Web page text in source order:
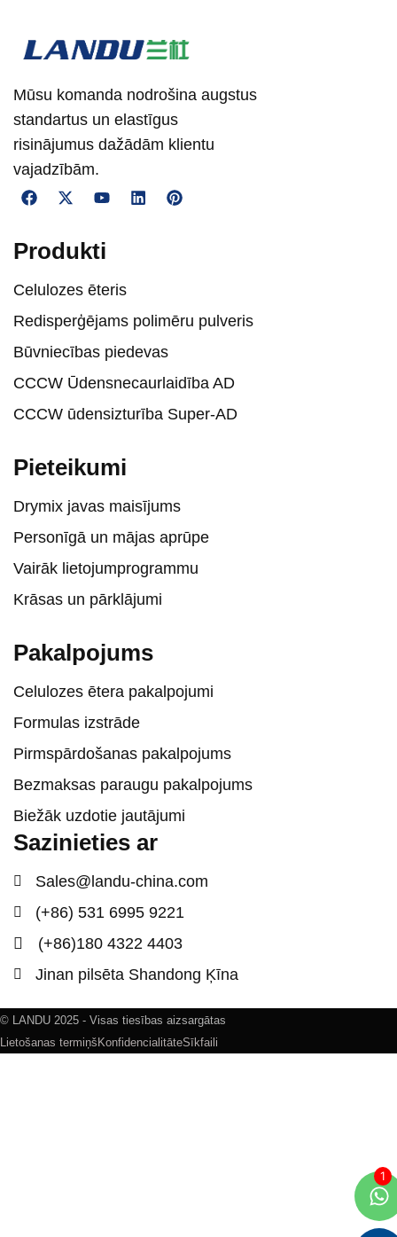
Mūsu komanda nodrošina augstus
standartus un elastīgus
risinājumus dažādām klientu
vajadzībām.
Produkti
Celulozes ēteris
Redisperģējams polimēru pulveris
Būvniecības piedevas
CCCW Ūdensnecaurlaidība AD
CCCW ūdensizturība Super-AD
Pieteikumi
Drymix javas maisījums
Personīgā un mājas aprūpe
Vairāk lietojumprogrammu
Krāsas un pārklājumi
Pakalpojums
Celulozes ētera pakalpojumi
Formulas izstrāde
Pirmspārdošanas pakalpojums
Bezmaksas paraugu pakalpojums
Biežāk uzdotie jautājumi
Sazinieties ar
Sales@landu-china.com
(+86) 531 6995 9221
(+86)180 4322 4403
Jinan pilsēta Shandong Ķīna
© LANDU 2025 - Visas tiesības aizsargātas
Lietošanas termiņš KonfidencialitāteSīkfaili